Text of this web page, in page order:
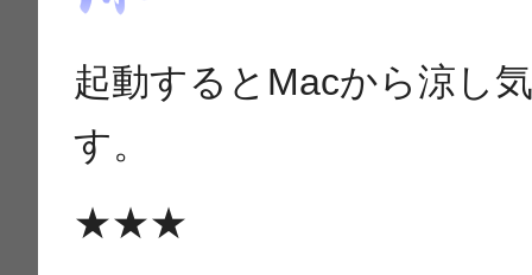
起動するとMacから涼し
す。
★★★